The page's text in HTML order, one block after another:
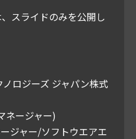
スライドのみを公開し
ロジーズ ジャパン株式
ネージャー)
ー/ソフトウエアエ